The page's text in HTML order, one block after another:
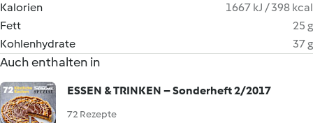
Kalorien
1667 kJ / 398 kcal
Fett
25 g
Kohlenhydrate
37 g
Auch enthalten in
ESSEN & TRINKEN – Sonderheft 2/2017
72 Rezepte